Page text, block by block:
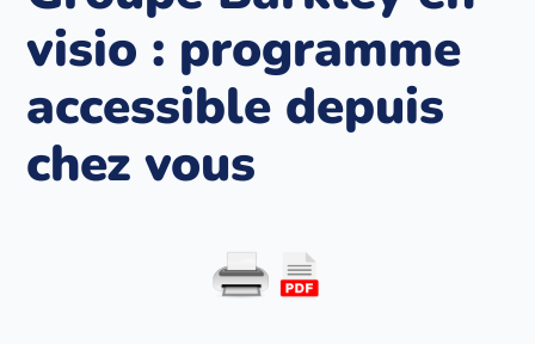
visio : programme
accessible depuis
chez vous